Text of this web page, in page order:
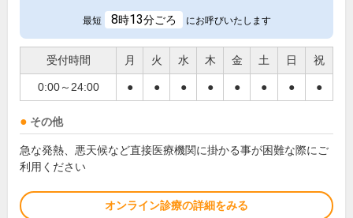
最短 8時13分ごろ にお呼びいたします
受付時間 月 火 水 木 金 土 日 祝
0:00～24:00 ● ● ● ● ● ● ● ●
その他
急な発熱、悪天候など直接医療機関に掛かる事が困難な際にご
利用ください
オンライン診療の詳細をみる